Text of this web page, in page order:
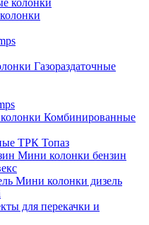
Газораздаточные
Комбинированные
ТРК Топаз
Мини колонки бензин
Мини колонки дизель